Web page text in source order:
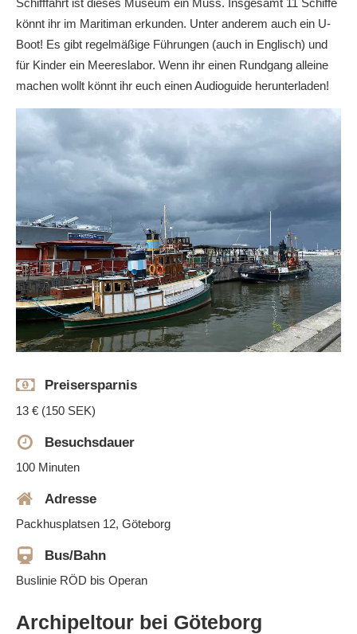
Schifffahrt ist dieses Museum ein Muss. Insgesamt 11 Schiffe
könnt ihr im Maritiman erkunden. Unter anderem auch ein U-
Boot! Es gibt regelmäßige Führungen (auch in Englisch) und
für Kinder ein Meereslabor. Wenn ihr einen Rundgang alleine
machen wollt könnt ihr euch einen Audioguide herunterladen!
Preisersparnis
13 € (150 SEK)
Besuchsdauer
100 Minuten
Adresse
Packhusplatsen 12, Göteborg
Bus/Bahn
Buslinie RÖD bis Operan
Archipeltour bei Göteborg